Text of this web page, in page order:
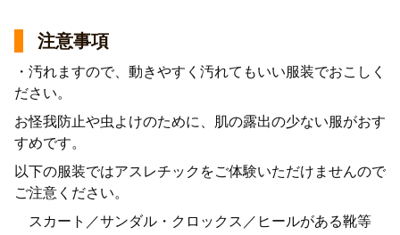
注意事項
・汚れますので、動きやすく汚れてもいい服装でおこしく
ださい。
お怪我防止や虫よけのために、肌の露出の少ない服がおす
すめです。
以下の服装ではアスレチックをご体験いただけませんので
ご注意ください。
スカート／サンダル・クロックス／ヒールがある靴等